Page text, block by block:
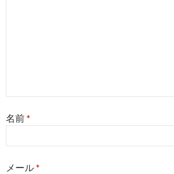
名前*
メール*